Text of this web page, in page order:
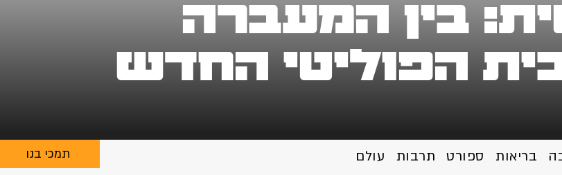
בין המעברה
הפוליטי החדש
בריאות ספורט תרבות עולם תמכי בנו